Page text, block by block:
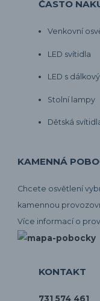
ČASTO
Venkovní
LED svítidla
LED s
Stolní lampy
Dětská
KAMENNÁ
Chcete osvětlení
kamennou
Více informací o
KONTAKT
731 574 461